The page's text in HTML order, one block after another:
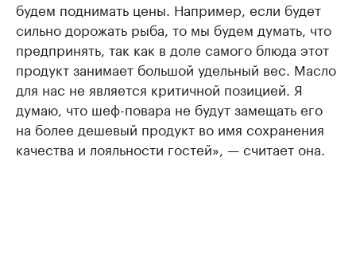
будем поднимать цены. Например, если будет
сильно дорожать рыба, то мы будем думать, что
предпринять, так как в доле самого блюда этот
продукт занимает большой удельный вес. Масло
для нас не является критичной позицией. Я
думаю, что шеф-повара не будут замещать его
на более дешевый продукт во имя сохранения
качества и лояльности гостей», — считает она.